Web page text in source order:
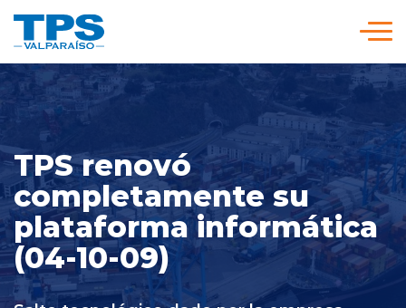
Somos TPS
Nuestra Visión Estratégica
Servicios y Tarifas
Políticas y Procedimientos
TPS renovó
completamente su
plataforma informática
(04-10-09)